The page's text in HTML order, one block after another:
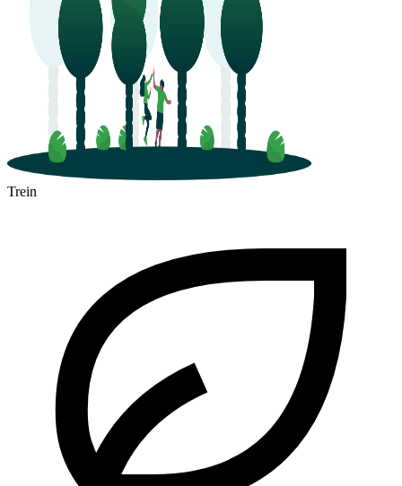
Trein